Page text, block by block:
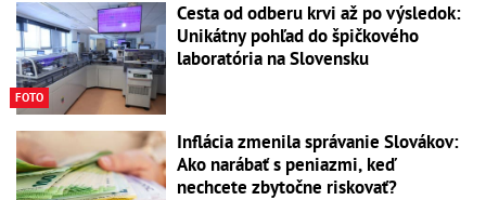
FOTO
Cesta od odberu krvi až po výsledok:
Unikátny pohľad do špičkového
laboratória na Slovensku
Inflácia zmenila správanie Slovákov:
Ako narábať s peniazmi, keď
nechcete zbytočne riskovať?